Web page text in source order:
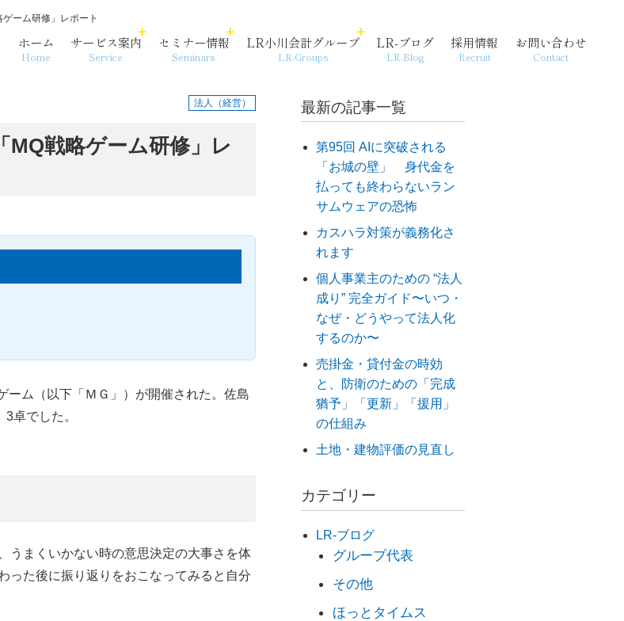
ホーム
Home
サービス案内
Service
経営支援・コンサル
セミナー情報
Seminars
LR小川会計グループ
LR-Groups
個人情報保護方針
LR-ブログ
LR-Blog
採用情報
Recruit
お問い合わせ
Contact
ーム研修」レポート
法人（経営）
MQ戦略ゲーム研修」レ
ーム（以下「ＭＧ」）が開催された。佐島
卓でした。
うまくいかない時の意思決定の大事さを体
った後に振り返りをおこなってみると自分
最新の記事一覧
第95回 AIに突破される
「お城の壁」 身代金を
払っても終わらないラン
サムウェアの恐怖
カスハラ対策が義務化さ
れます
個人事業主のための “法人
成り” 完全ガイド〜いつ・
なぜ・どうやって法人化
するのか〜
売掛金・貸付金の時効
と、防衛のための「完成
猶予」「更新」「援用」
の仕組み
土地・建物評価の見直し
カテゴリー
LR-ブログ
グループ代表
その他
ほっとタイムス